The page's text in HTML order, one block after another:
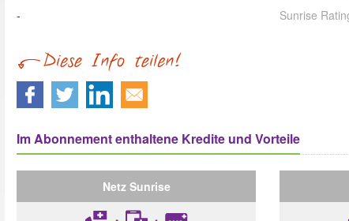
-
Sunrise
Im Abonnement enthaltene Kredite und Vorteile
Netz Sunrise